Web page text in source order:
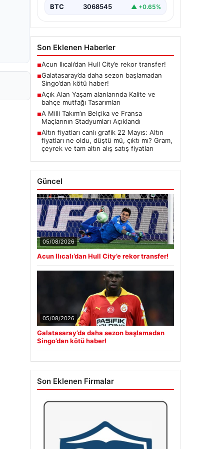
BTC 3068545 ▲ +0.65%
Son Eklenen Haberler
■Acun Ilıcalı’dan Hull City’e rekor transfer!
■Galatasaray’da daha sezon başlamadan
Singo’dan kötü haber!
■Açık Alan Yaşam alanlarında Kalite ve
bahçe mutfağı Tasarımları
■A Milli Takım’ın Belçika ve Fransa
Maçlarının Stadyumları Açıklandı
■Altın fiyatları canlı grafik 22 Mayıs: Altın
fiyatları ne oldu, düştü mü, çıktı mı? Gram,
çeyrek ve tam altın alış satış fiyatları
Güncel
05/08/2026
Acun Ilıcalı’dan Hull City’e rekor transfer!
05/08/2026
Galatasaray’da daha sezon başlamadan
Singo’dan kötü haber!
Son Eklenen Firmalar